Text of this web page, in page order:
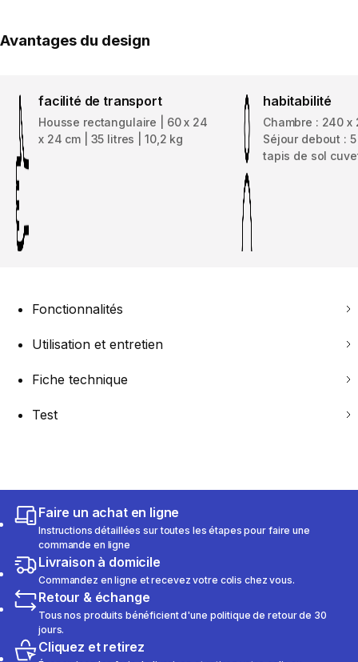
Avantages du design
facilité de transport
Housse rectangulaire | 60 x 24
x 24 cm | 35 litres | 10,2 kg
habitabilité
Chambre : 240 x
Séjour debout : 5
tapis de sol
Fonctionnalités
Utilisation et entretien
Fiche technique
Test
Faire un achat en ligne
Instructions détaillées sur toutes les étapes pour faire une
commande en ligne
Livraison à domicile
Commandez en ligne et recevez votre colis chez vous.
Retour & échange
Tous nos produits bénéficient d'une politique de retour de 30
jours.
Cliquez et retirez